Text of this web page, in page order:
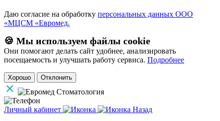
Даю согласие на обработку персональных данных ООО
«МЦСМ «Евромед.
🍪 Мы используем файлы cookie
Они помогают делать сайт удобнее, анализировать
посещаемость и улучшать работу сервиса. Подробнее
Хорошо Отклонить
Личный кабинет
Назад